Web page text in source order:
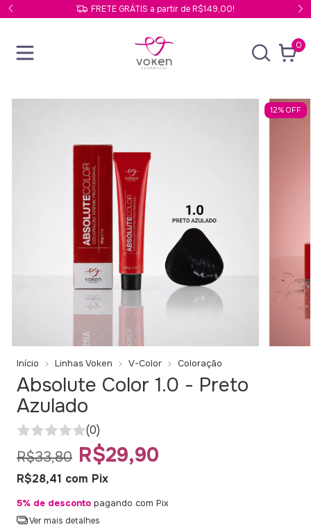
FRETE GRÁTIS a partir de R$149,00!
0
12% OFF
Início Linhas Voken V-Color Coloração
Absolute Color 1.0 - Preto
Azulado
(0)
R$33,80 R$29,90
R$28,41 com Pix
5% de desconto pagando com Pix
Ver mais detalhes